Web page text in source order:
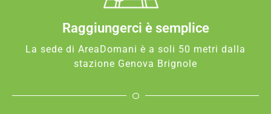
Raggiungerci è semplice
La sede di AreaDomani è a soli 50 metri dalla
stazione Genova Brignole